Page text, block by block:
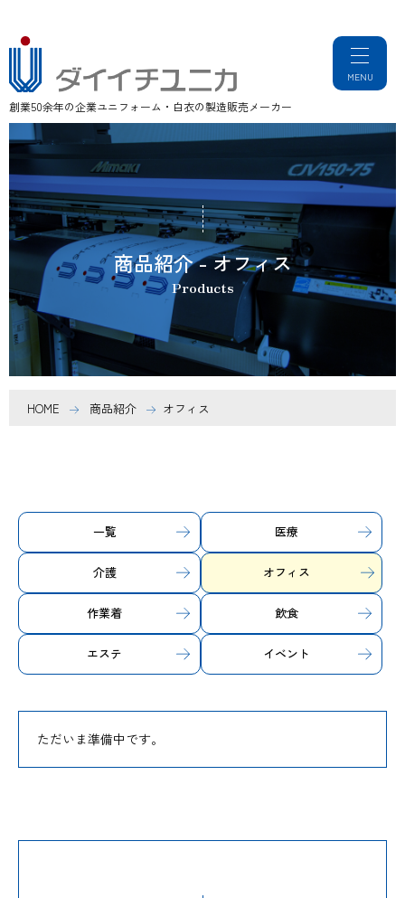
創業50余年の企業ユニフォーム・白衣の製造販売メーカー
商品紹介 - オフィス
Products
HOME 商品紹介 オフィス
一覧 医療
介護 オフィス
作業着 飲食
エステ イベント
ただいま準備中です。